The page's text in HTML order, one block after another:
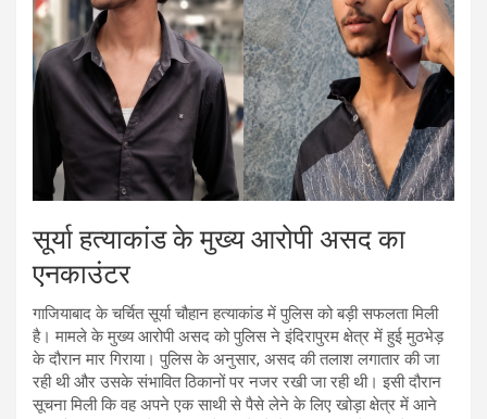
सूर्या हत्याकांड के मुख्य आरोपी असद का
एनकाउंटर
गाजियाबाद के चर्चित सूर्या चौहान हत्याकांड में पुलिस को बड़ी सफलता मिली
है। मामले के मुख्य आरोपी असद को पुलिस ने इंदिरापुरम क्षेत्र में हुई मुठभेड़
के दौरान मार गिराया। पुलिस के अनुसार, असद की तलाश लगातार की जा
रही थी और उसके संभावित ठिकानों पर नजर रखी जा रही थी। इसी दौरान
सूचना मिली कि वह अपने एक साथी से पैसे लेने के लिए खोड़ा क्षेत्र में आने